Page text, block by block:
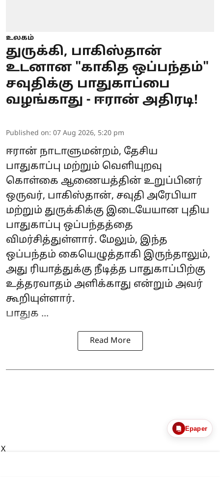
உலகம்
துருக்கி, பாகிஸ்தான்
உடனான "காகித ஒப்பந்தம்"
சவுதிக்கு பாதுகாப்பை
வழங்காது - ஈரான் அதிரடி!
Published on: 07 Aug 2026, 5:20 pm
ஈரான் நாடாளுமன்றம், தேசிய
பாதுகாப்பு மற்றும் வெளியுறவு
கொள்கை ஆணையத்தின் உறுப்பினர்
ஒருவர், பாகிஸ்தான், சவுதி அரேபியா
மற்றும் துருக்கிக்கு இடையேயான புதிய
பாதுகாப்பு ஒப்பந்தத்தை
விமர்சித்துள்ளார். மேலும், இந்த
ஒப்பந்தம் கையெழுத்தாகி இருந்தாலும்,
அது ரியாத்துக்கு நீடித்த பாதுகாப்பிற்கு
உத்தரவாதம் அளிக்காது என்றும் அவர்
கூறியுள்ளார்.
பாதுக ...
Read More
Epaper
X